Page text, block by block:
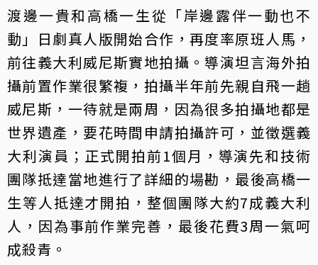
渡邊一貴和高橋一生從「岸邊露伴一動也不
動」日劇真人版開始合作，再度率原班人馬，
前往義大利威尼斯實地拍攝。導演坦言海外拍
攝前置作業很繁複，拍攝半年前先親自飛一趟
威尼斯，一待就是兩周，因為很多拍攝地都是
世界遺產，要花時間申請拍攝許可，並徵選義
大利演員；正式開拍前1個月，導演先和技術
團隊抵達當地進行了詳細的場勘，最後高橋一
生等人抵達才開拍，整個團隊大約7成義大利
人，因為事前作業完善，最後花費3周一氣呵
成殺青。